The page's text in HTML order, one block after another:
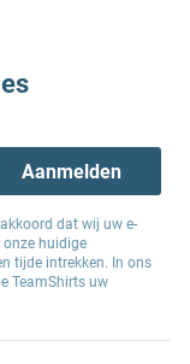
Aanmelden
dat wij uw e-
huidige
tijde intrekken. In ons
TeamShirts uw